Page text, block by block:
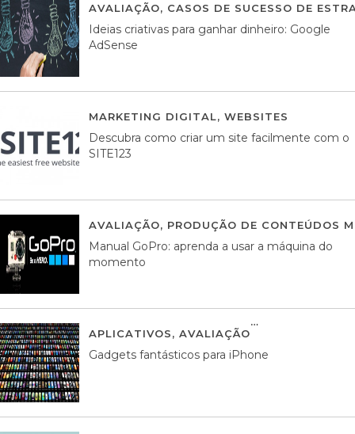
AVALIAÇÃO, CASOS DE SUCESSO DE
Ideias criativas para ganhar dinheiro: Google
AdSense
MARKETING DIGITAL, WEBSITES
Descubra como criar um site facilmente com o
SITE123
AVALIAÇÃO, PRODUÇÃO DE CONTEÚDOS
Manual GoPro: aprenda a usar a máquina do
momento
APLICATIVOS, AVALIAÇÃO
Gadgets fantásticos para iPhone